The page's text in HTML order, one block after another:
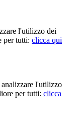
l'utilizzo dei
per tutti: clicca qui
l'utilizzo
per tutti: clicca